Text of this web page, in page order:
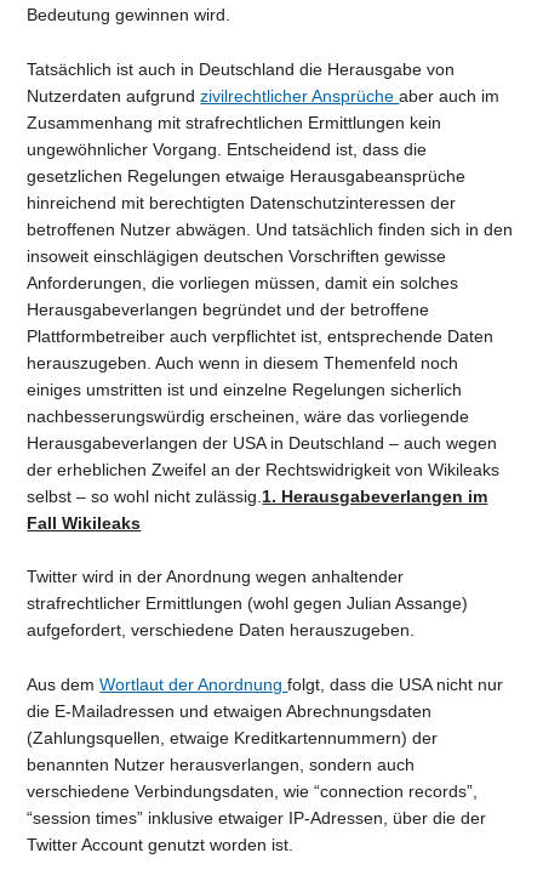
Bedeutung gewinnen wird.
Tatsächlich ist auch in Deutschland die Herausgabe von
Nutzerdaten aufgrundzivilrechtlicher Ansprücheaber auch im
Zusammenhang mit strafrechtlichen Ermittlungen kein
ungewöhnlicher Vorgang. Entscheidend ist, dass die
gesetzlichen Regelungen etwaige Herausgabeansprüche
hinreichend mit berechtigten Datenschutzinteressen der
betroffenen Nutzer abwägen. Und tatsächlich finden sich in den
insoweit einschlägigen deutschen Vorschriften gewisse
Anforderungen, die vorliegen müssen, damit ein solches
Herausgabeverlangen begründet und der betroffene
Plattformbetreiber auch verpflichtet ist, entsprechende Daten
herauszugeben. Auch wenn in diesem Themenfeld noch
einiges umstritten ist und einzelne Regelungen sicherlich
nachbesserungswürdig erscheinen, wäre das vorliegende
Herausgabeverlangen der USA in Deutschland – auch wegen
der erheblichen Zweifel an der Rechtswidrigkeit von Wikileaks
selbst – so wohl nicht zulässig. 1. Herausgabeverlangen im
Fall Wikileaks
Twitter wird in der Anordnung wegen anhaltender
strafrechtlicher Ermittlungen (wohl gegen Julian Assange)
aufgefordert, verschiedene Daten herauszugeben.
Aus demWortlaut der Anordnungfolgt, dass die USA nicht nur
die E-Mailadressen und etwaigen Abrechnungsdaten
(Zahlungsquellen, etwaige Kreditkartennummern) der
benannten Nutzer herausverlangen, sondern auch
verschiedene Verbindungsdaten, wie “connection records”,
“session times” inklusive etwaiger IP-Adressen, über die der
Twitter Account genutzt worden ist.